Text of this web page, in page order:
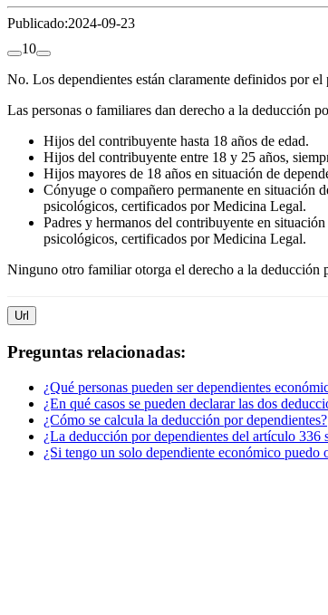
Publicado:2024-09-23
10
No. Los dependientes están claramente definidos por
Las personas o familiares dan derecho a la deducción
Hijos del contribuyente hasta 18 años de edad.
Hijos del contribuyente entre 18 y 25 años,
Hijos mayores de 18 años en situación de
Cónyuge o compañero permanente en situación
psicológicos, certificados por Medicina Legal.
Padres y hermanos del contribuyente en
psicológicos, certificados por Medicina Legal.
Ninguno otro familiar otorga el derecho a la deducción
Url
Preguntas relacionadas:
¿Qué personas pueden ser dependientes
¿En qué casos se pueden declarar las dos
¿Cómo se calcula la deducción por dependientes?
¿La deducción por dependientes del artículo 336
¿Si tengo un solo dependiente económico